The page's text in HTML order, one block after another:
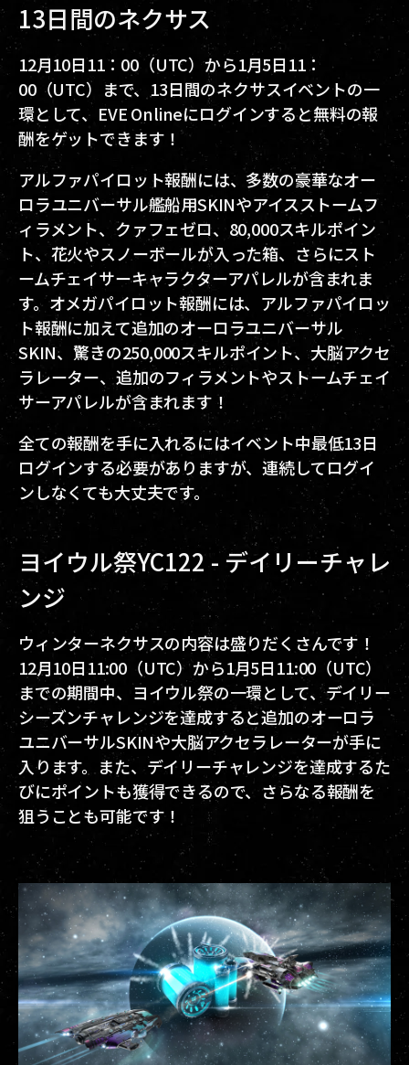
13日間のネクサス
12月10日11：00（UTC）から1月5日11：
00（UTC）まで、13日間のネクサスイベントの一
環として、EVE Onlineにログインすると無料の報
酬をゲットできます！
アルファパイロット報酬には、多数の豪華なオー
ロラユニバーサル艦船用SKINやアイスストームフ
ィラメント、クァフェゼロ、80,000スキルポイン
ト、花火やスノーボールが入った箱、さらにスト
ームチェイサーキャラクターアパレルが含まれま
す。オメガパイロット報酬には、アルファパイロッ
ト報酬に加えて追加のオーロラユニバーサル
SKIN、驚きの250,000スキルポイント、大脳アクセ
ラレーター、追加のフィラメントやストームチェイ
サーアパレルが含まれます！
全ての報酬を手に入れるにはイベント中最低13日
ログインする必要がありますが、連続してログイ
ンしなくても大丈夫です。
ヨイウル祭YC122 - デイリーチャレ
ンジ
ウィンターネクサスの内容は盛りだくさんです！
12月10日11:00（UTC）から1月5日11:00（UTC）
までの期間中、ヨイウル祭の一環として、デイリー
シーズンチャレンジを達成すると追加のオーロラ
ユニバーサルSKINや大脳アクセラレーターが手に
入ります。また、デイリーチャレンジを達成するた
びにポイントも獲得できるので、さらなる報酬を
狙うことも可能です！